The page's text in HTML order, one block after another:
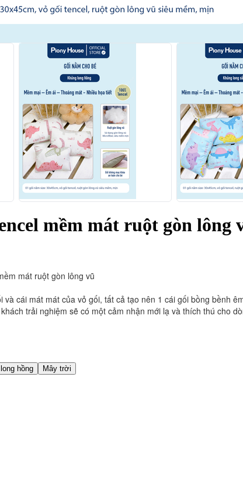
mềm mát ruột gòn lông
mát ruột gòn lông vũ
cái mát mát của vỏ gối, tất cả tạo nên 1 cái gối bồng bềnh
trải nghiệm sẽ có một cảm nhận mới lạ và thích thú cho
hồng Mây trời